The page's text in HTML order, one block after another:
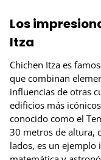
Los
Itza
Chichen Itza es
que combinan
influencias de otras
edificios más
conocido como el
30 metros de altura,
lados, es un ejemplo